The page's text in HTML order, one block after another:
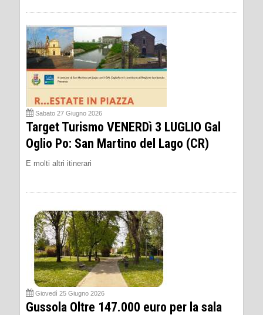
Sabato 27 Giugno 2026
Target Turismo VENERDì 3 LUGLIO Gal
Oglio Po: San Martino del Lago (CR)
E molti altri itinerari
Giovedì 25 Giugno 2026
Gussola Oltre 147.000 euro per la sala